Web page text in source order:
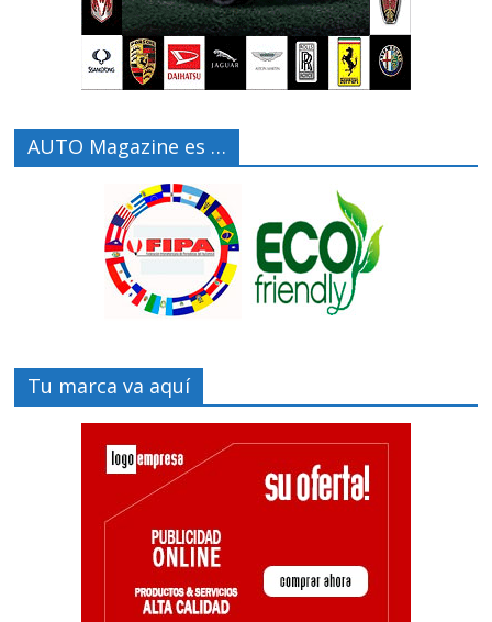
AUTO Magazine es …
Tu marca va aquí